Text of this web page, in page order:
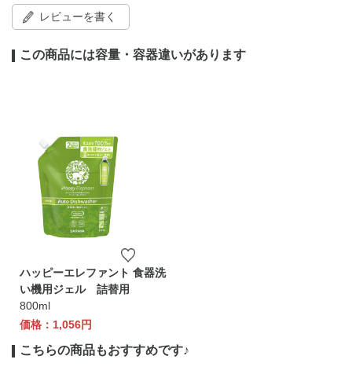
レビューを書く
この商品には容量・容器違いがあります
ハッピーエレファント 食器洗
い機用ジェル 詰替用
800ml
価格：1,056円
こちらの商品もおすすめです♪